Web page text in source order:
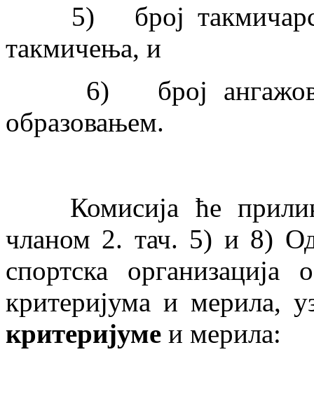
5) број
такмичења, и
6) број
образовањем.
Комисија ће
чланом 2. тач. 5) и 8)
спортска
критеријума и мерила,
критеријуме и мерила: